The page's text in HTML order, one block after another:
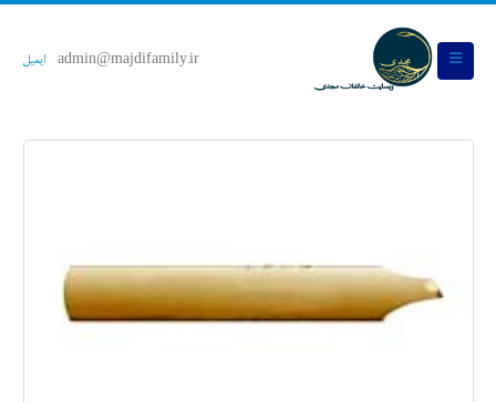
admin@majdifamily.ir ایمیل